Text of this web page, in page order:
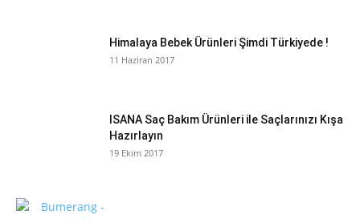
Himalaya Bebek Ürünleri Şimdi Türkiyede !
11 Haziran 2017
ISANA Saç Bakım Ürünleri ile Saçlarınızı Kışa
Hazırlayın
19 Ekim 2017